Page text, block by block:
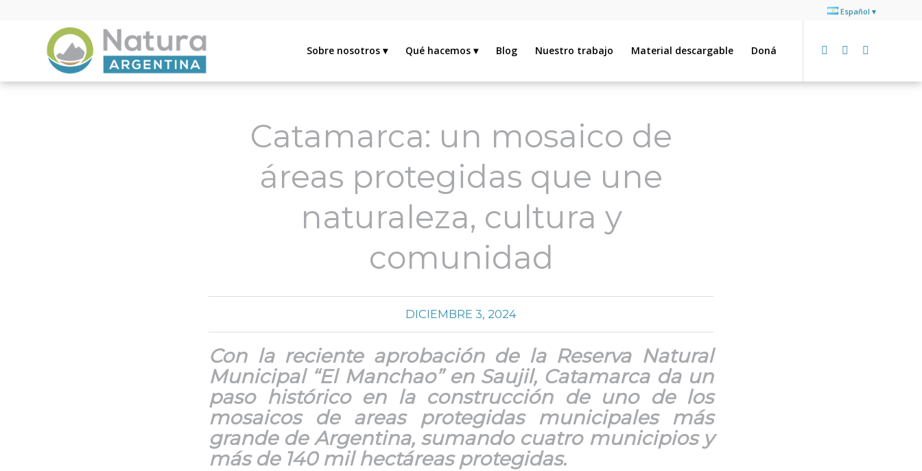
Español
Sobre nosotros Qué hacemos Blog Nuestro trabajo Material descargable Doná
Catamarca: un mosaico de
áreas protegidas que une
naturaleza, cultura y
comunidad
DICIEMBRE 3, 2024
Con la reciente aprobación de la Reserva Natural
Municipal “El Manchao” en Saujil, Catamarca da un
paso histórico en la construcción de uno de los
mosaicos de areas protegidas municipales más
grande de Argentina, sumando cuatro municipios y
más de 140 mil hectáreas protegidas.